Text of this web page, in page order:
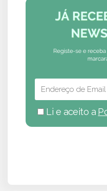
Li e aceito a